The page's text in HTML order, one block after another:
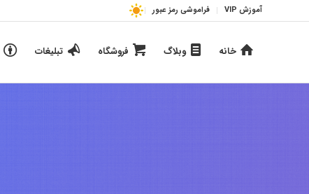
آموزش VIP فراموشی رمز عبور
خانه وبلاگ فروشگاه تبلیغات